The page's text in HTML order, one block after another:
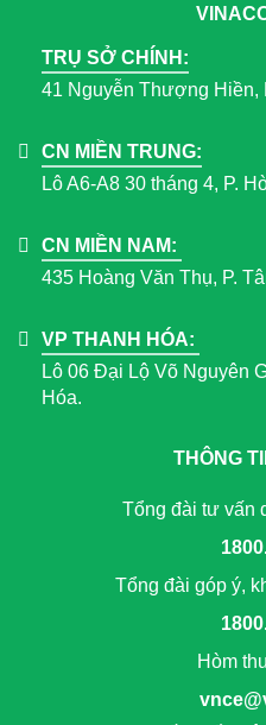
TRỤ SỞ CHÍNH:
41 Nguyễn Thượng Hiền,
CN MIỀN TRUNG:
Lô A6-A8 30 tháng 4, P.
CN MIỀN NAM:
435 Hoàng Văn Thụ, P.
VP THANH HÓA:
Lô 06 Đại Lộ Võ Nguyên
Hóa.
THÔNG
Tổng đài tư vấn
Tổng đài góp ý,
Hòm